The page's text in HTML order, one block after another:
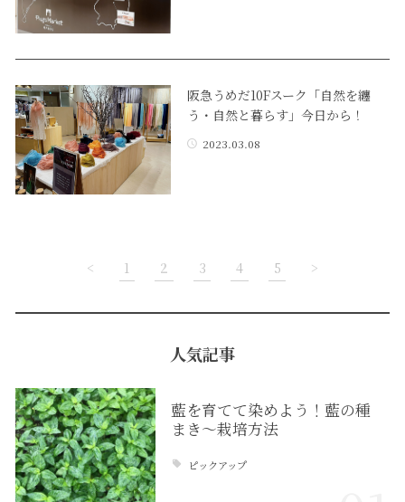
阪急うめだ10Fスーク「自然を纏
う・自然と暮らす」今日から！
2023.03.08
< 1 2 3 4 5 >
人気記事
藍を育てて染めよう！藍の種
まき〜栽培方法
ピックアップ